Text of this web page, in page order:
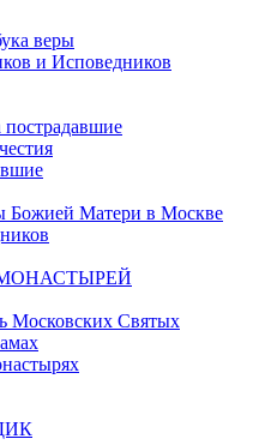
веры
и Исповедников
Божией Матери в Москве
Московских Святых